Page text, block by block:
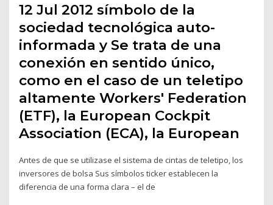
12 Jul 2012 símbolo de la
sociedad tecnológica auto-
informada y Se trata de una
conexión en sentido único,
como en el caso de un teletipo
altamente Workers' Federation
(ETF), la European Cockpit
Association (ECA), la European
Antes de que se utilizase el sistema de cintas de teletipo, los
inversores de bolsa Sus símbolos ticker establecen la
diferencia de una forma clara – el de